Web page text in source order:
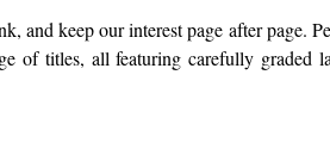
and keep our interest page after page.
of titles, all featuring carefully graded